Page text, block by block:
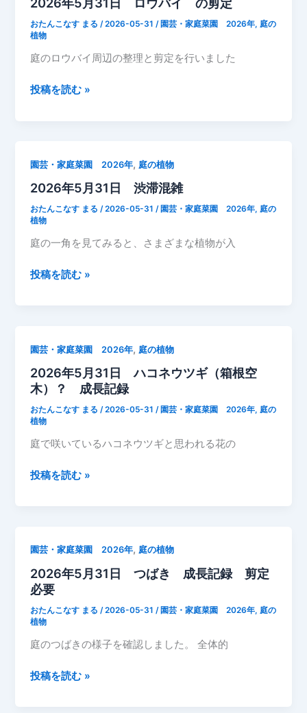
咲
た
つ
裏
庭
の
様
おたんこなす まる/2026-05-31/ 園芸・家庭菜園 2026年, 庭の
植物
庭のロウバイ周辺の整理と剪定を行いました
2026
日
ロ
ウ
バ
イ
剪
投稿を読む »
園芸・家庭菜園 2026年, 庭の植物
2026年5月31日 渋滞混雑
おたんこなす まる/2026-05-31/ 園芸・家庭菜園 2026年, 庭の
植物
庭の一角を見てみると、さまざまな植物が入
2026
日
渋
滞
混
雑
投稿を読む »
園芸・家庭菜園 2026年, 庭の植物
2026年5月31日 ハコネウツギ（箱根空
木）？ 成長記録
おたんこなす まる/2026-05-31/ 園芸・家庭菜園 2026年, 庭の
植物
庭で咲いているハコネウツギと思われる花の
2026
日
ハ
コ
ネ
ウ
ツ
（箱
投稿を読む »
園芸・家庭菜園 2026年, 庭の植物
2026年5月31日 つばき 成長記録 剪定
必要
おたんこなす まる/2026-05-31/ 園芸・家庭菜園 2026年, 庭の
植物
庭のつばきの様子を確認しました。 全体的
2026
投稿を読む »